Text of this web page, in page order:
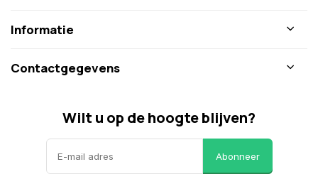
Informatie
Contactgegevens
Wilt u op de hoogte blijven?
Abonneer